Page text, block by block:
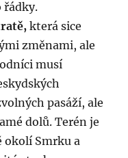
řádky.
která sice
změnami, ale
musí
pasáží, ale
dolů. Terén je
okolí Smrku a